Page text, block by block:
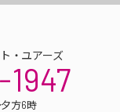
・ユアーズ
夕方6時